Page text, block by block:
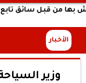
سائق تابع لتطبيق
الأخبار
وزير